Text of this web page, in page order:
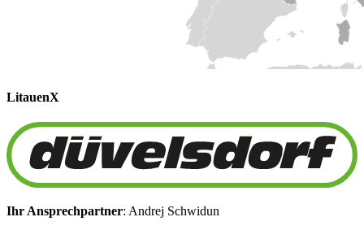
LitauenX
Ihr Ansprechpartner: Andrej Schwidun